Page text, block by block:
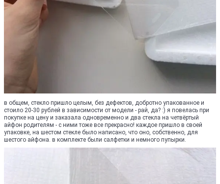
в общем, стекло пришло целым, без дефектов, добротно упакованное и
стоило 20-30 рублей в зависимости от модели - рай, да? :) я повелась при
покупке на цену и заказала одновременно и два стекла на четвёртый
айфон родителям - с ними тоже все прекрасно! каждое пришло в своей
упаковке, на шестом стекле было написано, что оно, собственно, для
шестого айфона. в комплекте были салфетки и немного пупырки.